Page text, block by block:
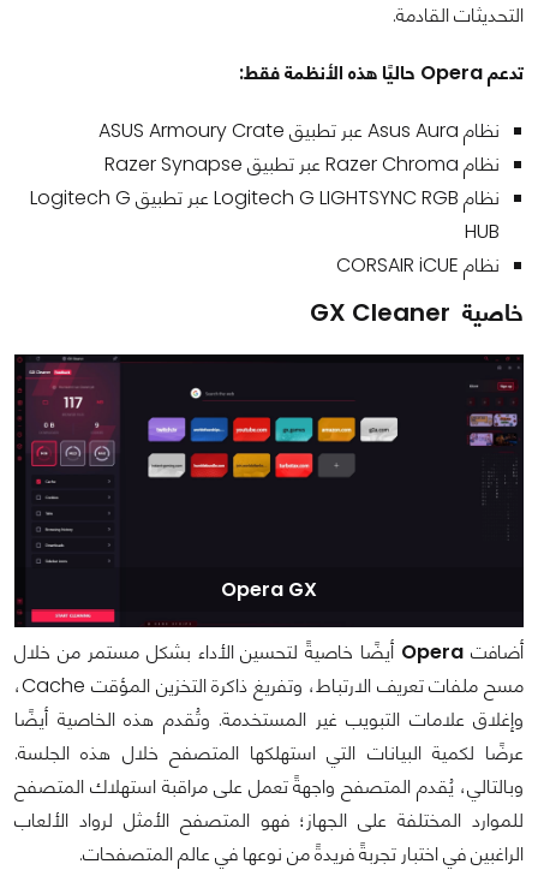
التحديثات القادمة.
تدعم Opera حاليًا هذه الأنظمة فقط:
نظام Asus Aura عبر تطبيق ASUS Armoury Crate
نظام Razer Chroma عبر تطبيق Razer Synapse
نظام Logitech G LIGHTSYNC RGB عبر تطبيق Logitech G
HUB
نظام CORSAIR iCUE
خاصية GX Cleaner
Opera GX
أضافت Opera أيضًا خاصيةً لتحسين الأداء بشكل مستمر من خلال
مسح ملفات تعريف الارتباط، وتفريغ ذاكرة التخزين المؤقت Cache،
وإغلاق علامات التبويب غير المستخدمة. وتُقدم هذه الخاصية أيضًا
عرضًا لكمية البيانات التي استهلكها المتصفح خلال هذه الجلسة.
وبالتالي، يُقدم المتصفح واجهةً تعمل على مراقبة استهلاك المتصفح
للموارد المختلفة على الجهاز؛ فهو المتصفح الأمثل لرواد الألعاب
الراغبين في اختبار تجربةً فريدةً من نوعها في عالم المتصفحات.